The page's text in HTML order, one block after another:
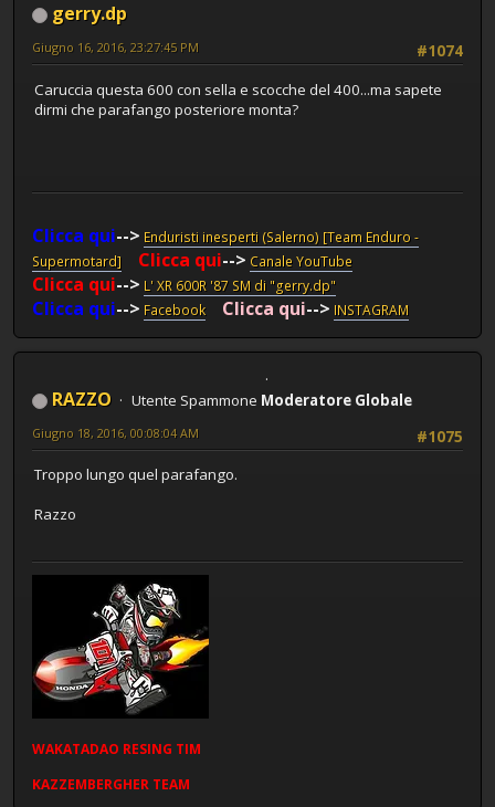
gerry.dp
#1074
Giugno 16, 2016, 23:27:45 PM
Caruccia questa 600 con sella e scocche del 400...ma sapete
dirmi che parafango posteriore monta?
Clicca qui--> Enduristi inesperti (Salerno) [Team Enduro -
Supermotard]
Clicca qui--> Canale YouTube
Clicca qui--> L' XR 600R '87 SM di "gerry.dp"
Clicca qui--> Facebook Clicca qui--> INSTAGRAM
RAZZO Utente Spammone Moderatore Globale
#1075
Giugno 18, 2016, 00:08:04 AM
Troppo lungo quel parafango.
Razzo
WAKATADAO RESING TIM
KAZZEMBERGHER TEAM